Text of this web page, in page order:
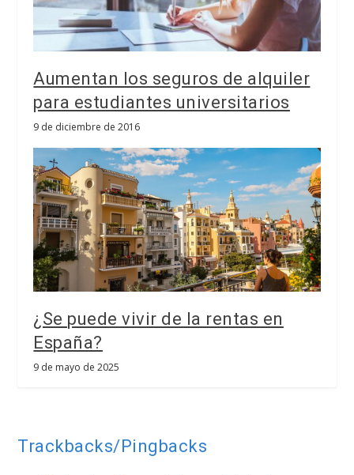
Aumentan los seguros de alquiler
para estudiantes universitarios
9 de diciembre de 2016
¿Se puede vivir de la rentas en
España?
9 de mayo de 2025
Trackbacks/Pingbacks